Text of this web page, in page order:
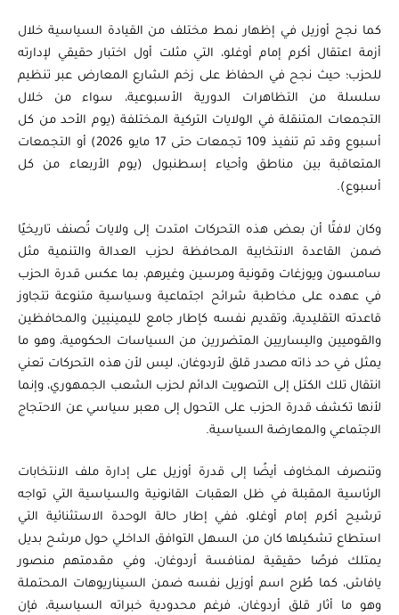
كما نجح أوزيل في إظهار نمط مختلف من القيادة السياسية خلال
أزمة اعتقال أكرم إمام أوغلو، التي مثلت أول اختبار حقيقي لإدارته
للحزب؛ حيث نجح في الحفاظ على زخم الشارع المعارض عبر تنظيم
سلسلة من التظاهرات الدورية الأسبوعية، سواء من خلال
التجمعات المتنقلة في الولايات التركية المختلفة (يوم الأحد من كل
أسبوع وقد تم تنفيذ 109 تجمعات حتى 17 مايو 2026) أو التجمعات
المتعاقبة بين مناطق وأحياء إسطنبول (يوم الأربعاء من كل
أسبوع).
وكان لافتًا أن بعض هذه التحركات امتدت إلى ولايات تُصنف تاريخيًا
ضمن القاعدة الانتخابية المحافظة لحزب العدالة والتنمية مثل
سامسون ويوزغات وقونية ومرسين وغيرهم، بما عكس قدرة الحزب
في عهده على مخاطبة شرائح اجتماعية وسياسية متنوعة تتجاوز
قاعدته التقليدية، وتقديم نفسه كإطار جامع لليمينيين والمحافظين
والقوميين واليساريين المتضررين من السياسات الحكومية، وهو ما
يمثل في حد ذاته مصدر قلق لأردوغان، ليس لأن هذه التحركات تعني
انتقال تلك الكتل إلى التصويت الدائم لحزب الشعب الجمهوري، وإنما
لأنها تكشف قدرة الحزب على التحول إلى معبر سياسي عن الاحتجاج
الاجتماعي والمعارضة السياسية.
وتنصرف المخاوف أيضًا إلى قدرة أوزيل على إدارة ملف الانتخابات
الرئاسية المقبلة في ظل العقبات القانونية والسياسية التي تواجه
ترشيح أكرم إمام أوغلو، ففي إطار حالة الوحدة الاستثنائية التي
استطاع تشكيلها كان من السهل التوافق الداخلي حول مرشح بديل
يمتلك فرصًا حقيقية لمنافسة أردوغان، وفي مقدمتهم منصور
يافاش، كما طُرح اسم أوزيل نفسه ضمن السيناريوهات المحتملة
وهو ما أثار قلق أردوغان، فرغم محدودية خبراته السياسية، فإن